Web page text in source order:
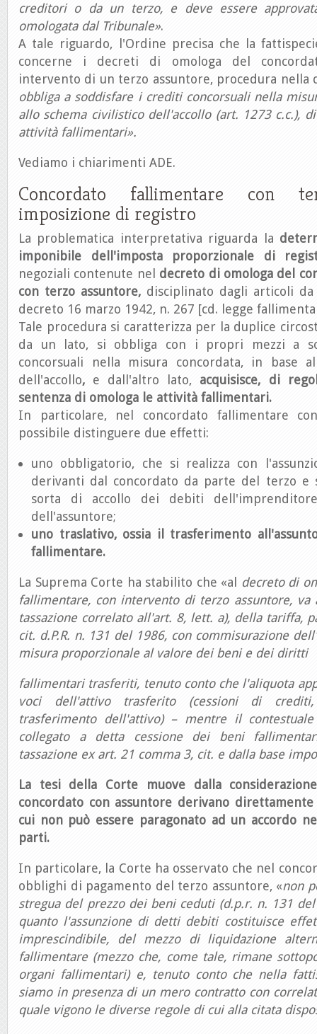
creditori o da un terzo, e deve essere
omologata dal Tribunale».
A tale riguardo, l'Ordine precisa che la
concerne i decreti di omologa del
intervento di un terzo assuntore, procedura nella
obbliga a soddisfare i crediti concorsuali nella
allo schema civilistico dell'accollo (art. 1273 c.c.),
attività fallimentari».
Vediamo i chiarimenti ADE.
Concordato fallimentare con
imposizione di registro
La problematica interpretativa riguarda la
imponibile dell'imposta proporzionale di
negoziali contenute nel decreto di omologa del
con terzo assuntore, disciplinato dagli articoli
decreto 16 marzo 1942, n. 267 [cd. legge
Tale procedura si caratterizza per la duplice
da un lato, si obbliga con i propri mezzi a
concorsuali nella misura concordata, in base
dell'accollo, e dall'altro lato, acquisisce, di
sentenza di omologa le attività fallimentari.
In particolare, nel concordato fallimentare
possibile distinguere due effetti:
uno obbligatorio, che si realizza con
derivanti dal concordato da parte del terzo e
sorta di accollo dei debiti
dell'assuntore;
uno traslativo, ossia il trasferimento
fallimentare.
La Suprema Corte ha stabilito che «al
decreto di
fallimentare, con intervento di terzo assuntore,
tassazione correlato all'art. 8, lett. a), della tariffa,
cit. d.P.R. n. 131 del 1986, con commisurazione
misura proporzionale al valore dei beni e dei diritti
fallimentari trasferiti, tenuto conto che l'aliquota
voci dell'attivo trasferito (cessioni di
trasferimento dell'attivo) – mentre il
collegato a detta cessione dei beni
tassazione ex art. 21 comma 3, cit. e dalla base
La tesi della Corte muove dalla
concordato con assuntore derivano
cui non può essere paragonato ad un accordo
parti.
In particolare, la Corte ha osservato che nel
obblighi di pagamento del terzo assuntore, «non
stregua del prezzo dei beni ceduti (d.p.r. n. 131
quanto l'assunzione di detti debiti costituisce
imprescindibile, del mezzo di liquidazione
fallimentare (mezzo che, come tale, rimane
organi fallimentari) e, tenuto conto che nella
siamo in presenza di un mero contratto con
quale vigono le diverse regole di cui alla citata